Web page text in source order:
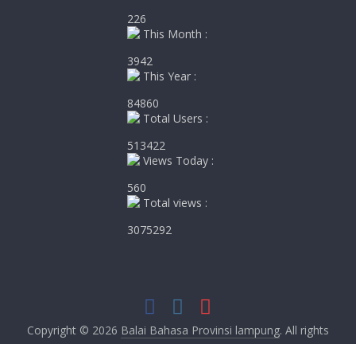
226
This Month :
3942
This Year :
84860
Total Users :
513422
Views Today :
560
Total views :
3075292
Copyright © 2026 Balai Bahasa Provinsi lampung. All rights